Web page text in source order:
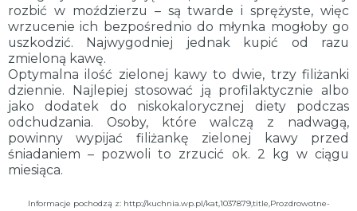
rozbić w moździerzu – są twarde i sprężyste, więc
wrzucenie ich bezpośrednio do młynka mogłoby go
uszkodzić. Najwygodniej jednak kupić od razu
zmieloną kawę.
Optymalna ilość zielonej kawy to dwie, trzy filiżanki
dziennie. Najlepiej stosować ją profilaktycznie albo
jako dodatek do niskokalorycznej diety podczas
odchudzania. Osoby, które walczą z nadwagą,
powinny wypijać filiżankę zielonej kawy przed
śniadaniem – pozwoli to zrzucić ok. 2 kg w ciągu
miesiąca.
Informacje pochodzą z: http://kuchnia.wp.pl/kat,1037879,title,Prozdrowotne-